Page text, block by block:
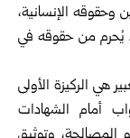
وحقوقه الإنسانية،
يُحرم من حقوقه في
هي الركيزة الأولى
أمام الشهادات